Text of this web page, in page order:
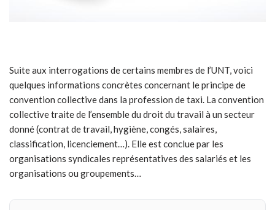
Suite aux interrogations de certains membres de l’UNT, voici
quelques informations concrètes concernant le principe de
convention collective dans la profession de taxi. La convention
collective traite de l’ensemble du droit du travail à un secteur
donné (contrat de travail, hygiène, congés, salaires,
classification, licenciement…). Elle est conclue par les
organisations syndicales représentatives des salariés et les
organisations ou groupements…